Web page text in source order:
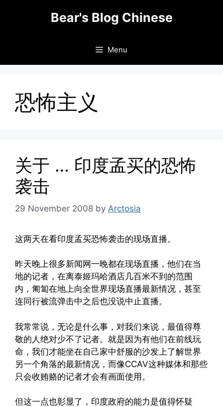
Bear's Blog Chinese
Menu
恐怖主义
关于 … 印度孟买的恐怖
袭击
29 November 2008 by Arctosia
这两天在看印度孟买恐怖袭击的现场直播。
昨天晚上很多新闻网一晚都在现场直播，他们在当
地的记者，在离泰姬玛哈酒店几百米不到的范围
内，匍匐在地上向全世界现场直播最新情况，甚至
连同行被流弹击中之后也没说中止直播。
我常常说，无论是什么事，对我们来说，最值得尊
敬的人绝对少不了记者。就是因为有他们在前线玩
命，我们才能坐在自己家中舒服的沙发上了解世界
另一个角落的最新情况，而像CCAV这种媒体和那些
只会收贿赂的记者才会有画面使用。
但这一点也彰显了，印度政府的能力是值得怀疑